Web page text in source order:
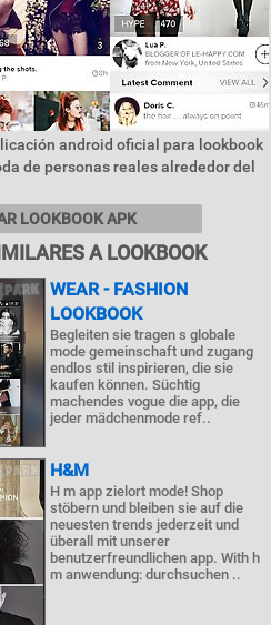
android oficial para lookbook
de personas reales alrededor del
LOOKBOOK APK
A LOOKBOOK
WEAR - FASHION
LOOKBOOK
Begleiten sie tragen s globale
mode gemeinschaft und zugang
endlos stil inspirieren, die sie
kaufen können. Süchtig
machendes vogue die app, die
jeder mädchenmode ref..
H&M
H m app zielort mode! Shop
stöbern und bleiben sie auf die
neuesten trends jederzeit und
überall mit unserer
benutzerfreundlichen app. With h
m anwendung: durchsuchen ..